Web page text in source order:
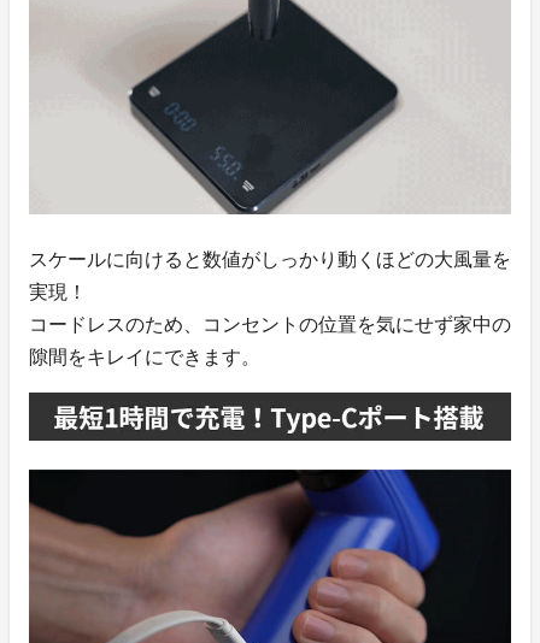
スケールに向けると数値がしっかり動くほどの大風量を
実現！
コードレスのため、コンセントの位置を気にせず家中の
隙間をキレイにできます。